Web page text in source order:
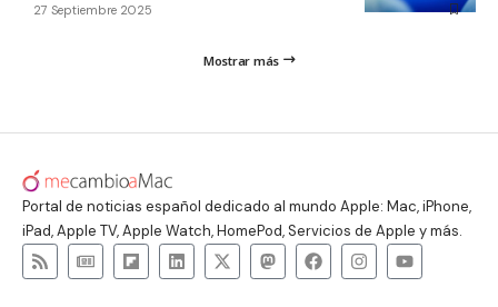
27 Septiembre 2025
Mostrar más
Portal de noticias español dedicado al mundo Apple: Mac, iPhone,
iPad, Apple TV, Apple Watch, HomePod, Servicios de Apple y más.